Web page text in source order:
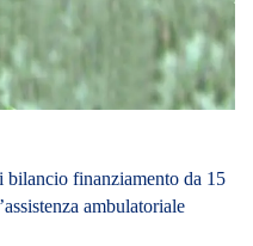
bilancio finanziamento da 15
ambulatoriale